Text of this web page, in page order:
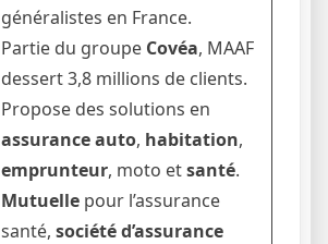
généralistes en France.
Partie du groupe Covéa, MAAF
dessert 3,8 millions de clients.
Propose des solutions en
assurance auto, habitation,
emprunteur, moto etsanté.
Mutuelle pour l’assurance
santé, société d’assurance